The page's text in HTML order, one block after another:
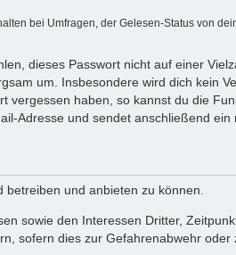
bei Umfragen, der Gelesen-Status von
dieses Passwort nicht auf einer
um. Insbesondere wird dich kein
vergessen haben, so kannst du die
Adresse und sendet anschließend ein
und anbieten zu können.
sowie den Interessen Dritter,
sofern dies zur Gefahrenabwehr oder